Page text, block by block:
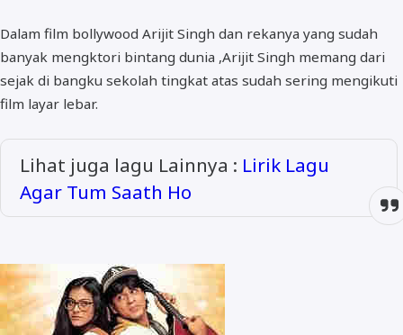
Dalam film bollywood Arijit Singh dan rekanya yang sudah
banyak mengktori bintang dunia ,Arijit Singh memang dari
sejak di bangku sekolah tingkat atas sudah sering mengikuti
film layar lebar.
Lihat juga lagu Lainnya : Lirik Lagu
Agar Tum Saath Ho